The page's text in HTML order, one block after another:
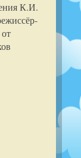
К.И.